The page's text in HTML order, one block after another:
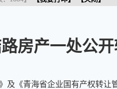
房产一处公
《青海省企业国有产权转让